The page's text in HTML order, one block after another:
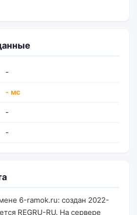
-
- мс
-
-
6-ramok.ru: создан 2022-
REGRU-RU. На сервере